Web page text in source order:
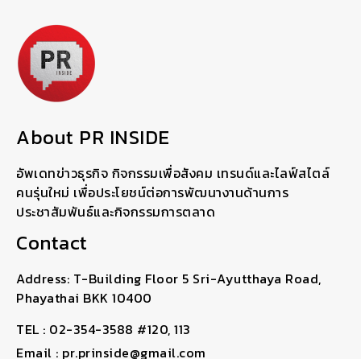
About PR INSIDE
อัพเดทข่าวธุรกิจ กิจกรรมเพื่อสังคม เทรนด์และไลฟ์สไตล์
คนรุ่นใหม่ เพื่อประโยชน์ต่อการพัฒนางานด้านการ
ประชาสัมพันธ์และกิจกรรมการตลาด
Contact
Address: T-Building Floor 5 Sri-Ayutthaya Road,
Phayathai BKK 10400
TEL : 02-354-3588 #120, 113
Email : pr.prinside@gmail.com